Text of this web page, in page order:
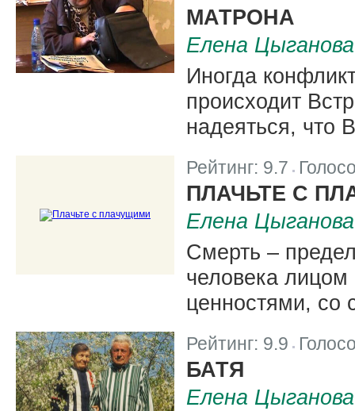
МАТРОНА
Елена Цыганова
Иногда
происходит
надеяться, что
Рейтинг: 9.7
ПЛАЧЬТЕ С
Елена Цыганова
Смерть –
человека лицом
ценностями, со
Рейтинг: 9.9
БАТЯ
Елена Цыганова